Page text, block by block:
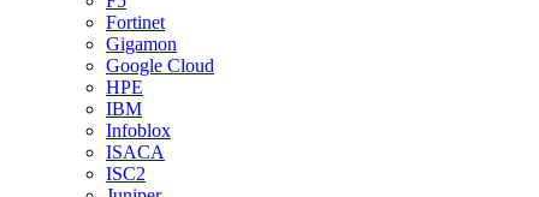
Fortinet
Gigamon
Google Cloud
HPE
IBM
Infoblox
ISACA
ISC2